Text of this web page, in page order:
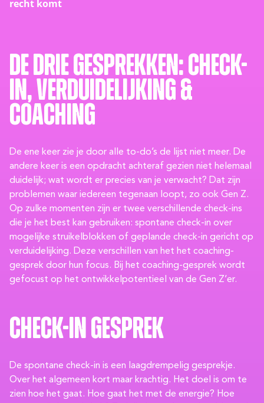
recht komt
De drie gesprekken: check-
in, verduidelijking &
coaching
De ene keer zie je door alle to-do’s de lijst niet meer. De
andere keer is een opdracht achteraf gezien niet helemaal
duidelijk; wat wordt er precies van je verwacht? Dat zijn
problemen waar iedereen tegenaan loopt, zo ook Gen Z.
Op zulke momenten zijn er twee verschillende check-ins
die je het best kan gebruiken: spontane check-in over
mogelijke struikelblokken of geplande check-in gericht op
verduidelijking. Deze verschillen van het het coaching-
gesprek door hun focus. Bij het coaching-gesprek wordt
gefocust op het ontwikkelpotentieel van de Gen Z’er.
Check-in gesprek
De spontane check-in is een laagdrempelig gesprekje.
Over het algemeen kort maar krachtig. Het doel is om te
zien hoe het gaat. Hoe gaat het met de energie? Hoe